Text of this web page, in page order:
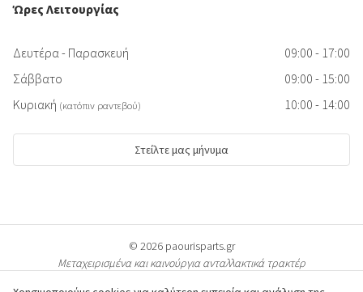
Ώρες Λειτουργίας
Δευτέρα - Παρασκευή
09:00 - 17:00
Σάββατο
09:00 - 15:00
Κυριακή (κατόπιν ραντεβού) 10:00 - 14:00
Στείλτε μας μήνυμα
© 2026 paourisparts.gr
Μεταχειρισμένα και καινούργια ανταλλακτικά τρακτέρ